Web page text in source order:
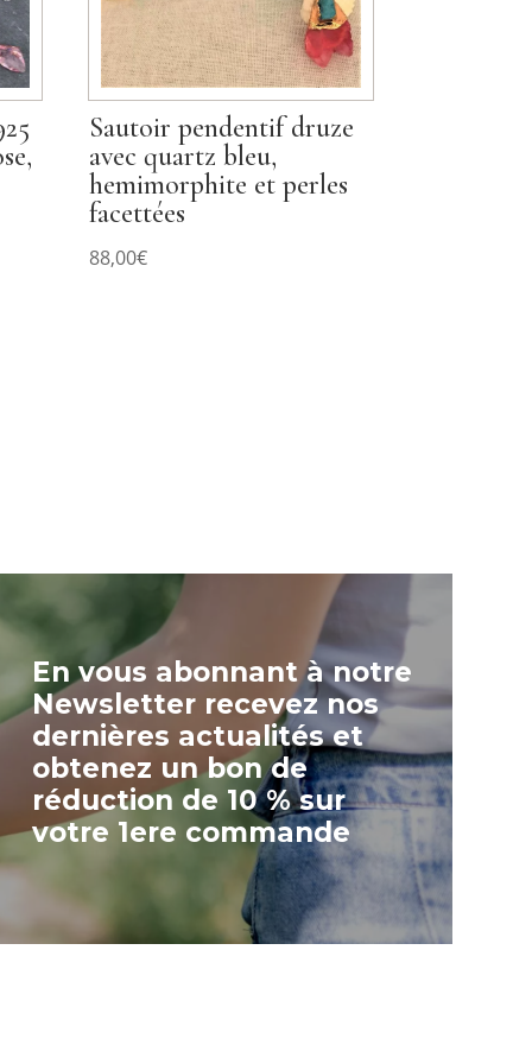
Sautoir pendentif druze
avec quartz bleu,
hemimorphite et perles
facettées
88,00€
En vous abonnant à notre
Newsletter recevez nos
dernières actualités et
obtenez un bon de
réduction de 10 % sur
votre 1ere commande